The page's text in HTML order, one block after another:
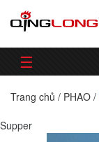
☰
Trang chủ / PHAO /
Supper